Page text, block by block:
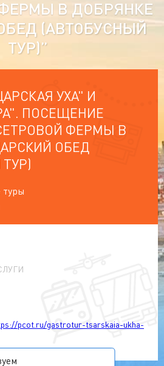
В ДОБРЯНКЕ
(АВТОБУСНЫЙ
ТУР)”
УХА" И
ПОСЕЩЕНИЕ
ФЕРМЫ В
ОБЕД
туры
pcot.ru/gastrotur-tsarskaia-ukha-